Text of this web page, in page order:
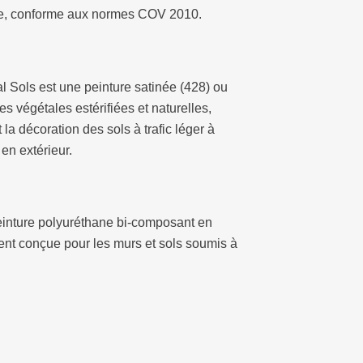
conforme aux normes COV 2010.
Sols est une peinture satinée (428) ou
végétales estérifiées et naturelles,
décoration des sols à trafic léger à
extérieur.
polyuréthane bi-composant en
conçue pour les murs et sols soumis à